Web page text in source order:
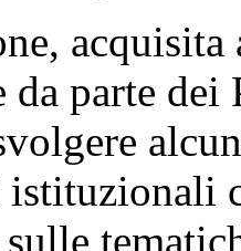
acquisita
da parte dei
istituzionali
sulle